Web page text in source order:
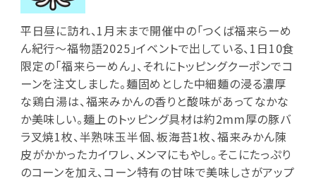
平日昼に訪れ、1月末まで開催中の「つくば福来らーめ
ん紀行～福物語2025」イベントで出している、1日10食
限定の「福来らーめん」、それにトッピングクーポンでコ
ーンを注文しました。麺固めとした中細麺の浸る濃厚
な鶏白湯は、福来みかんの香りと酸味があってなかな
か美味しい。麺上のトッピング具材は約2mm厚の豚バ
ラ叉焼1枚、半熟味玉半個、板海苔1枚、福来みかん陳
皮がかかったカイワレ、メンマにもやし。そこにたっぷり
のコーンを加え、コーン特有の甘味で美味しさがアップ